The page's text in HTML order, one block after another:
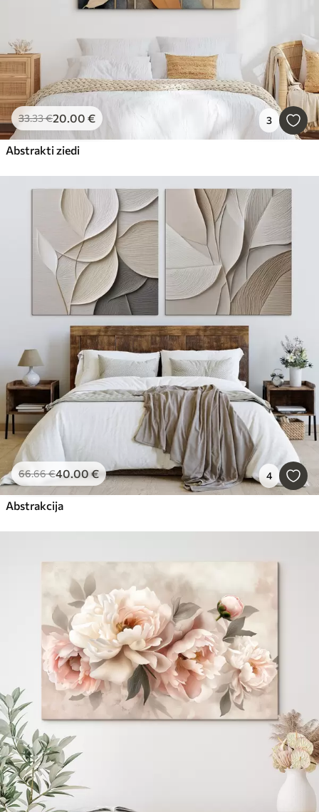
33.33€20.00 € 3
Abstrakti ziedi
66.66€40.00€ 4
Abstrakcija